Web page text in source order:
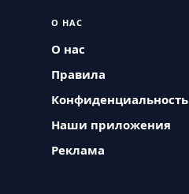
О НАС
О нас
Правила
Конфиденциальность
Наши приложения
Реклама